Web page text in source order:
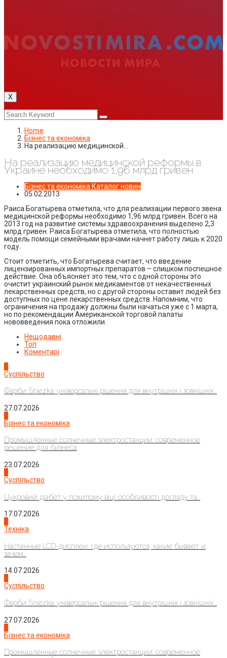
X
Home
Бізнес та економіка
На реализацию медицинской…
На реализацию медицинской реформы в
Украине необходимо 1,96 млрд гривен
Бізнес та економіка Каталог новин
05.02.2013
Раиса Богатырева отметила, что для реализации первого звена
медицинской реформы необходимо 1,96 млрд гривен. Всего на
2013 год на развитие системы здравоохранения выделено 2,3
млрд гривен. Раиса Богатырева отметила, что полностью
модель помощи семейными врачами начнет работу лишь к 2020
году.
Стоит отметить, что Богатырева считает, что введение
лицензированных импортных препаратов – слишком поспешное
действие. Она объясняет это тем, что с одной стороны это
очистит украинский рынок медикаментов от некачественных
лекарственных средств, но с другой стороны оставит людей без
доступных по цене лекарственных средств. Напомним, что
ограничения на продажу должны были начаться уже с 1 марта,
но по рекомендации Американской торговой палаты
нововведения пока отложили.
Нещодавні
Топ
Коментарі
Суспільство
Фарби Sniezka: універсальні рішення для внутрішніх і зовнішніх...
27.07.2026
Бізнес та економіка
Промышленные солнечные электростанции: современное
решение для бизнеса
23.07.2026
Суспільство
Цукровий діабет у похилому віці: особливості догляду та...
17.07.2026
Техніка
Настенные LCD-дисплеи: где используются, какие бывают и
зачем...
14.07.2026
Суспільство
Фарби Sniezka: універсальні рішення для внутрішніх і зовнішніх...
27.07.2026
Бізнес та економіка
Промышленные солнечные электростанции: современное